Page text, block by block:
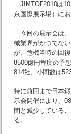
JIMTOF2010は10
京国際展示場）にお
今回の展示会は、
械業界がかつてな
が、危機当時の回
8500億円程度の予
814社、小間数は
特に前回まで日本
示会開催により、
間と減少している
る。